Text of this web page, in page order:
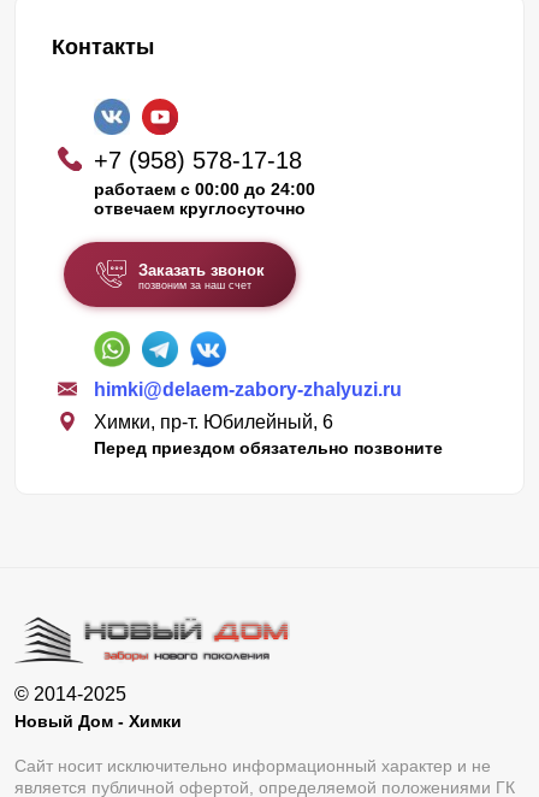
Контакты
+7 (958) 578-17-18
работаем с 00:00 до 24:00
отвечаем круглосуточно
Заказать звонок
позвоним за наш счет
himki@delaem-zabory-zhalyuzi.ru
Химки, пр-т. Юбилейный, 6
Перед приездом обязательно позвоните
© 2014-2025
Новый Дом - Химки
Сайт носит исключительно информационный характер и не
является публичной офертой, определяемой положениями ГК